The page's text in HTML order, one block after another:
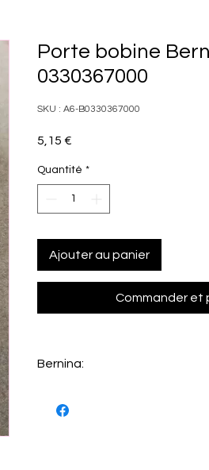
Porte bobine
0330367000
SKU : A6-B0330367000
5,15 €
Quantité *
Ajouter au panier
Commander et
Bernina:
750 QE